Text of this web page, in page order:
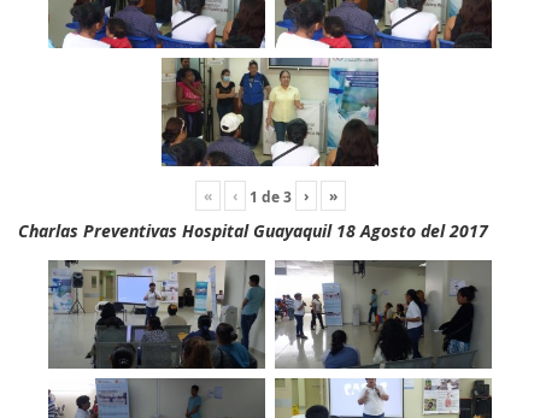
« ‹ 1 de3 › »
Charlas Preventivas Hospital Guayaquil 18 Agosto del 2017